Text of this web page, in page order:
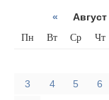
«
Пн Вт Ср Чт
3 4 5 6